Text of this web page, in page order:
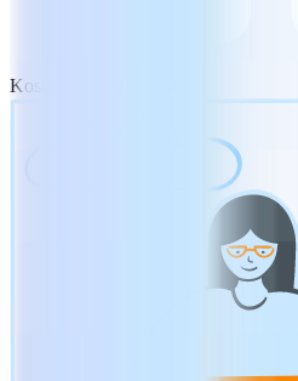
Kostenlos herunterladen